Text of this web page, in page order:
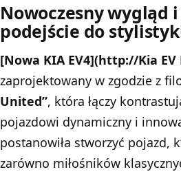
Nowoczesny wygląd
podejście do
[Nowa KIA EV4](http://Kia
zaprojektowany w zgodzie z
United”, która łączy
pojazdowi dynamiczny i
postanowiła stworzyć pojazd,
zarówno miłośników